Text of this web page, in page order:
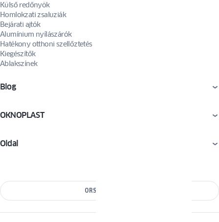
Külső redőnyök
Homlokzati zsaluziák
Bejárati ajtók
Alumínium nyílászárók
Hatékony otthoni szellőztetés
Kiegészítők
Ablakszínek
Blog
OKNOPLAST
Oldal
ORSZÁG VÁLTÁSA